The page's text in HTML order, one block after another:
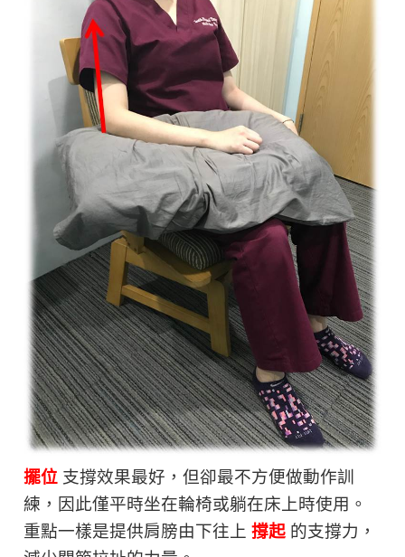
擺位 支撐效果最好，但卻最不方便做動作訓
練，因此僅平時坐在輪椅或躺在床上時使用。
重點一樣是提供肩膀由下往上撐起 的支撐力，